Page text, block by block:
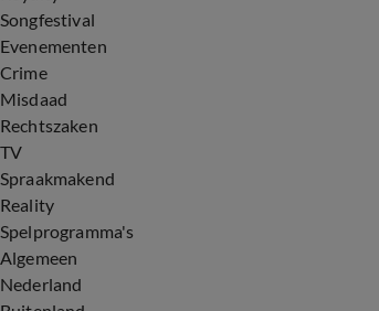
Songfestival
Evenementen
Crime
Misdaad
Rechtszaken
TV
Spraakmakend
Reality
Spelprogramma's
Algemeen
Nederland